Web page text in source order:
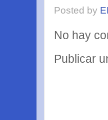
Posted by
No hay
Publicar